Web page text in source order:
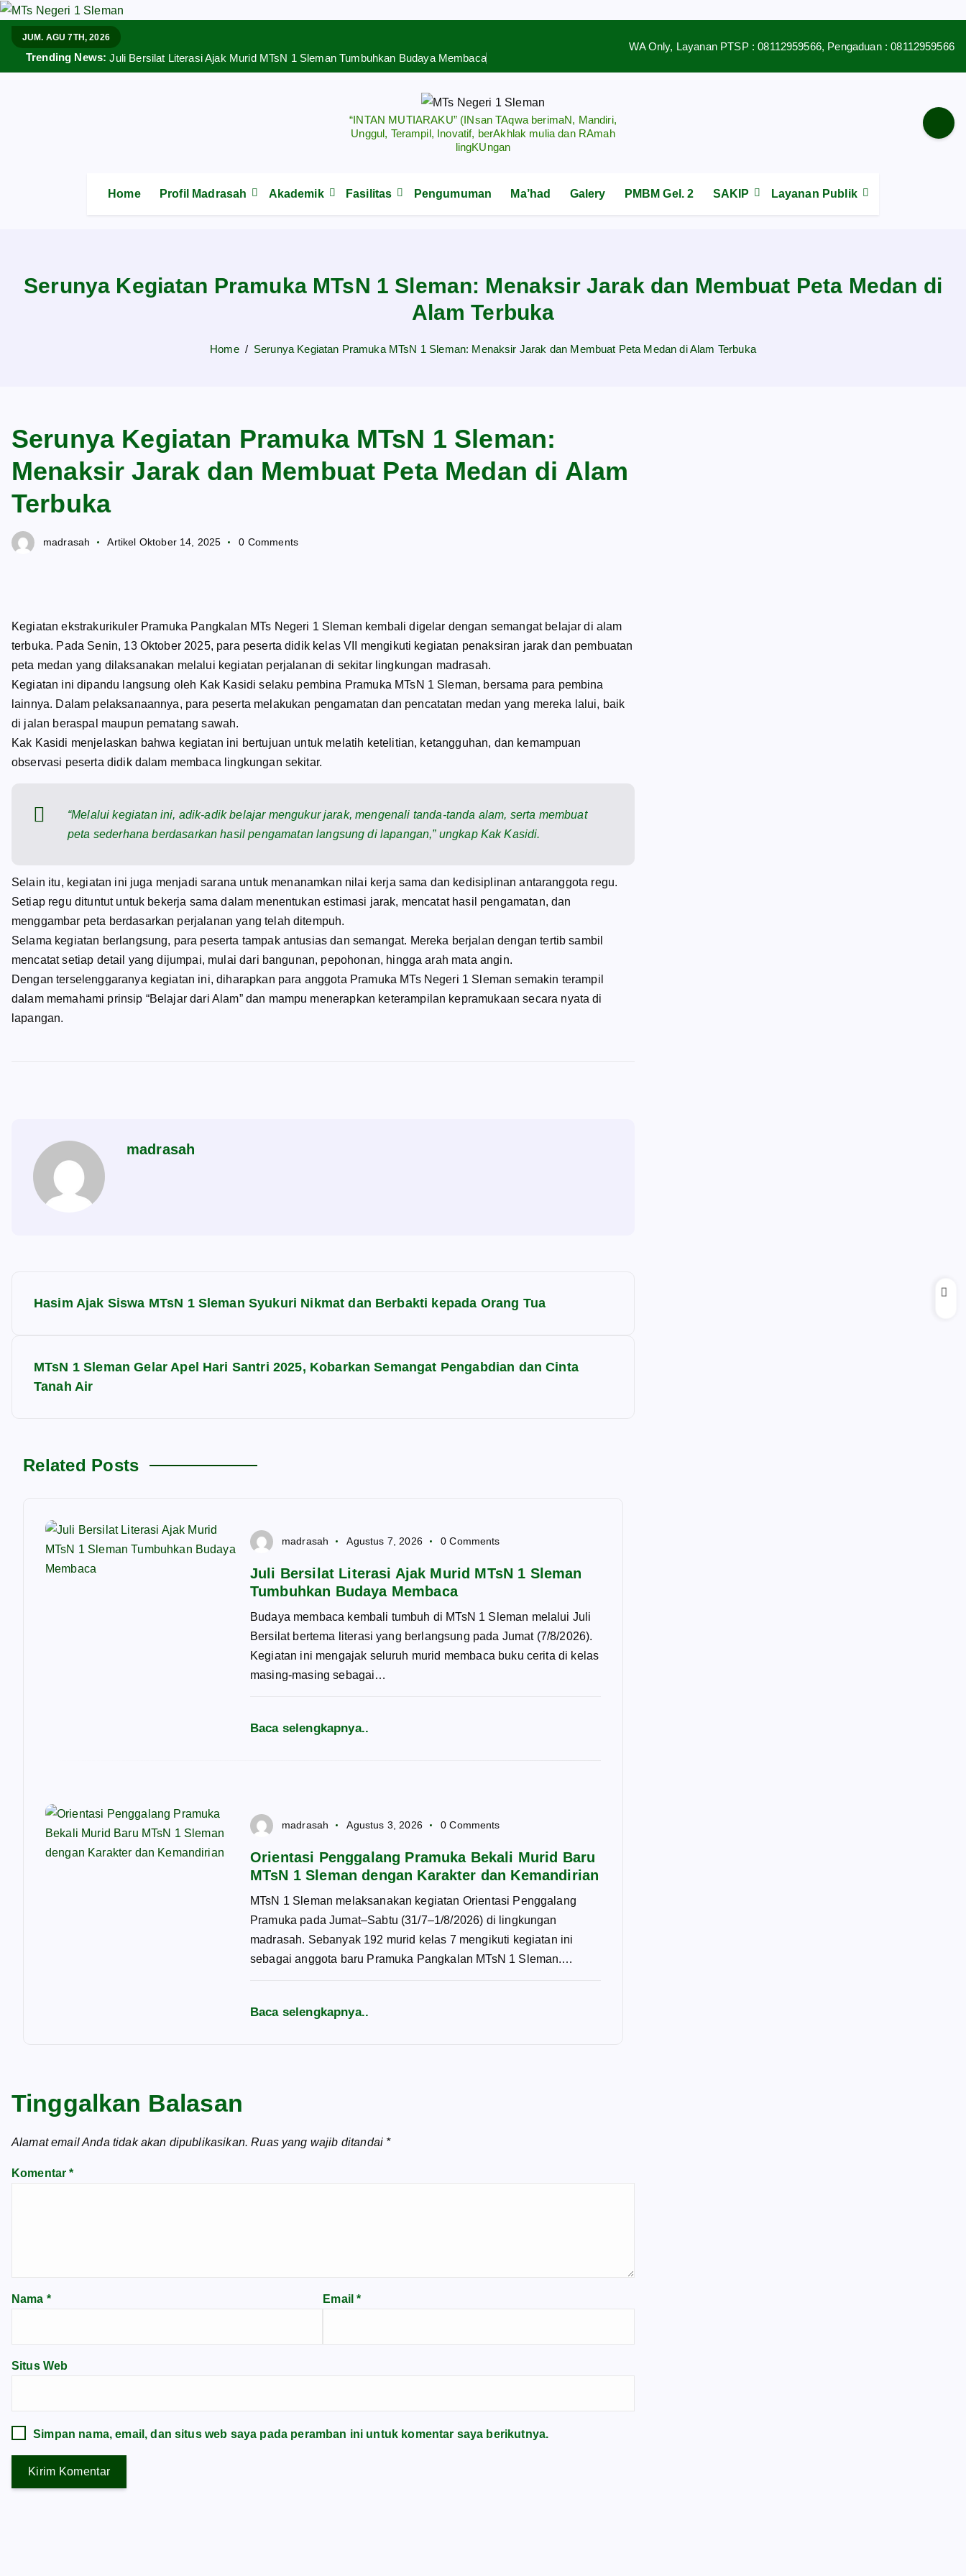
S
JUM. AGU 7TH, 2026
Trending News: Juli Bersilat Literasi Ajak Murid MTsN 1 Sleman Tumbuhkan Budaya Membaca
WA Only, Layanan PTSP : 08112959566, Pengaduan : 08112959566
“INTAN MUTIARAKU” (INsan TAqwa berimaN, Mandiri,
Unggul, Terampil, Inovatif, berAkhlak mulia dan RAmah
lingKUngan
Home Profil Madrasah Akademik Fasilitas Pengumuman Ma’had Galery PMBM Gel. 2 SAKIP Layanan Publik
Serunya Kegiatan Pramuka MTsN 1 Sleman: Menaksir Jarak dan Membuat Peta Medan di
Alam Terbuka
Home Serunya Kegiatan Pramuka MTsN 1 Sleman: Menaksir Jarak dan Membuat Peta Medan di Alam Terbuka
Serunya Kegiatan Pramuka MTsN 1 Sleman:
Menaksir Jarak dan Membuat Peta Medan di Alam
Terbuka
madrasah Artikel Oktober 14, 2025 0 Comments
Kegiatan ekstrakurikuler Pramuka Pangkalan MTs Negeri 1 Sleman kembali digelar dengan semangat belajar di alam
terbuka. Pada Senin, 13 Oktober 2025, para peserta didik kelas VII mengikuti kegiatan penaksiran jarak dan pembuatan
peta medan yang dilaksanakan melalui kegiatan perjalanan di sekitar lingkungan madrasah.
Kegiatan ini dipandu langsung oleh Kak Kasidi selaku pembina Pramuka MTsN 1 Sleman, bersama para pembina
lainnya. Dalam pelaksanaannya, para peserta melakukan pengamatan dan pencatatan medan yang mereka lalui, baik
di jalan beraspal maupun pematang sawah.
Kak Kasidi menjelaskan bahwa kegiatan ini bertujuan untuk melatih ketelitian, ketangguhan, dan kemampuan
observasi peserta didik dalam membaca lingkungan sekitar.
“Melalui kegiatan ini, adik-adik belajar mengukur jarak, mengenali tanda-tanda alam, serta membuat
peta sederhana berdasarkan hasil pengamatan langsung di lapangan,” ungkap Kak Kasidi.
Selain itu, kegiatan ini juga menjadi sarana untuk menanamkan nilai kerja sama dan kedisiplinan antaranggota regu.
Setiap regu dituntut untuk bekerja sama dalam menentukan estimasi jarak, mencatat hasil pengamatan, dan
menggambar peta berdasarkan perjalanan yang telah ditempuh.
Selama kegiatan berlangsung, para peserta tampak antusias dan semangat. Mereka berjalan dengan tertib sambil
mencatat setiap detail yang dijumpai, mulai dari bangunan, pepohonan, hingga arah mata angin.
Dengan terselenggaranya kegiatan ini, diharapkan para anggota Pramuka MTs Negeri 1 Sleman semakin terampil
dalam memahami prinsip “Belajar dari Alam” dan mampu menerapkan keterampilan kepramukaan secara nyata di
lapangan.
madrasah
N
g
Hasim Ajak Siswa MTsN 1 Sleman Syukuri Nikmat dan Berbakti kepada Orang Tua
MTsN 1 Sleman Gelar Apel Hari Santri 2025, Kobarkan Semangat Pengabdian dan Cinta
Tanah Air
Related Posts
madrasah Agustus 7, 2026 0 Comments
Juli Bersilat Literasi Ajak Murid MTsN 1 Sleman
Tumbuhkan Budaya Membaca
Budaya membaca kembali tumbuh di MTsN 1 Sleman melalui Juli
Bersilat bertema literasi yang berlangsung pada Jumat (7/8/2026).
Kegiatan ini mengajak seluruh murid membaca buku cerita di kelas
masing-masing sebagai…
Baca selengkapnya..
madrasah Agustus 3, 2026 0 Comments
Orientasi Penggalang Pramuka Bekali Murid Baru
MTsN 1 Sleman dengan Karakter dan Kemandirian
MTsN 1 Sleman melaksanakan kegiatan Orientasi Penggalang
Pramuka pada Jumat–Sabtu (31/7–1/8/2026) di lingkungan
madrasah. Sebanyak 192 murid kelas 7 mengikuti kegiatan ini
sebagai anggota baru Pramuka Pangkalan MTsN 1 Sleman.…
Baca selengkapnya..
Tinggalkan Balasan
Alamat email Anda tidak akan dipublikasikan. Ruas yang wajib ditandai *
Komentar*
Nama * Email*
Situs Web
Simpan nama, email, dan situs web saya pada peramban ini untuk komentar saya berikutnya.